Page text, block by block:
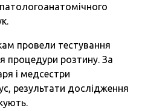
провели тестування
процедури розтину. За
і медсестри
результати дослідження